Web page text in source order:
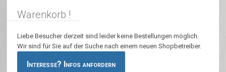
Warenkorb !
Liebe Besucher derzeit sind leider keine Bestellungen möglich.
Wir sind für Sie auf der Suche nach einem neuen Shopbetreiber.
Interesse? Infos anfordern